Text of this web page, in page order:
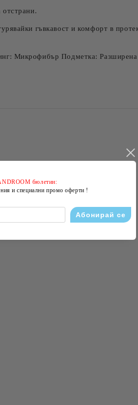
отстрани.
гъвкавост и комфорт в
Микрофибър Подметка:
бюлетин:
и специални промо оферти !